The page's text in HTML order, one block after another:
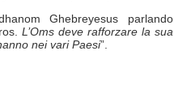
Ghebreyesus parlando
L’Oms deve rafforzare la sua
nei vari Paesi”.